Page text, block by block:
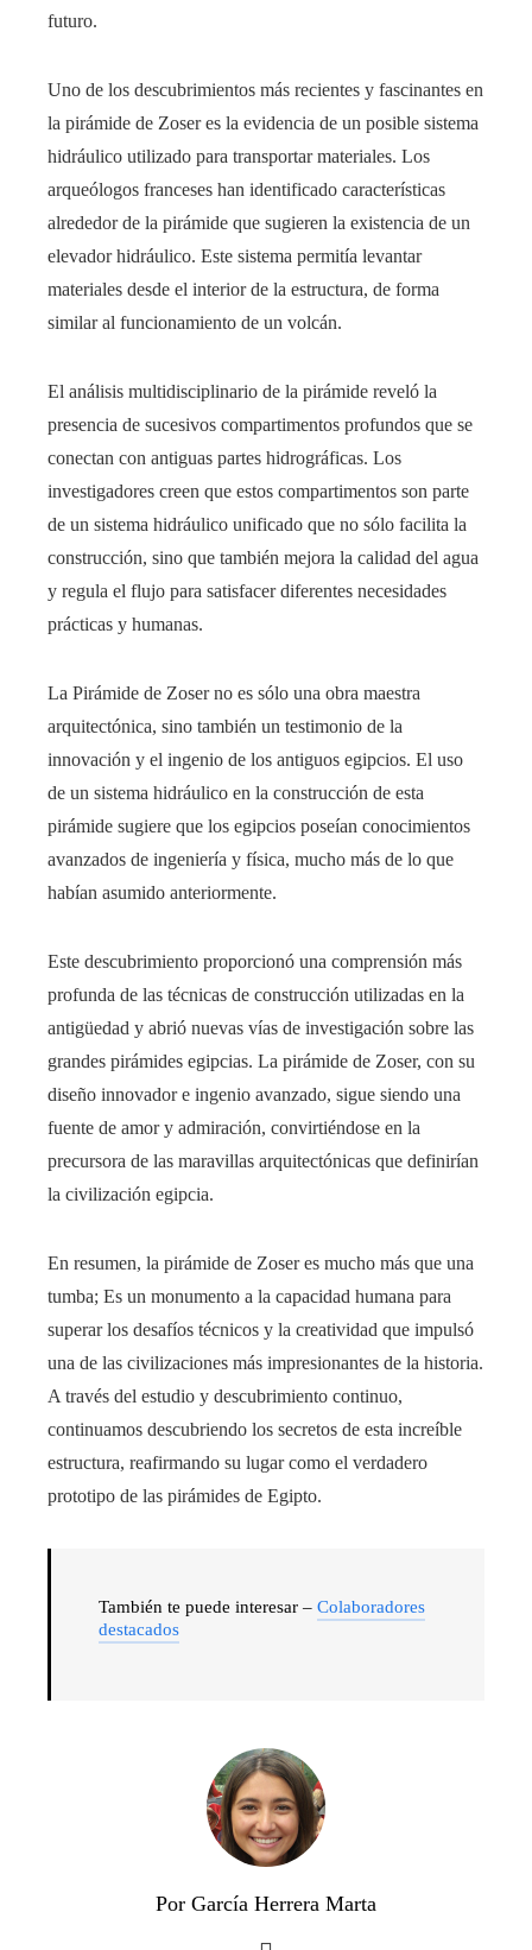
futuro.
Uno de los descubrimientos más recientes y fascinantes en
la pirámide de Zoser es la evidencia de un posible sistema
hidráulico utilizado para transportar materiales. Los
arqueólogos franceses han identificado características
alrededor de la pirámide que sugieren la existencia de un
elevador hidráulico. Este sistema permitía levantar
materiales desde el interior de la estructura, de forma
similar al funcionamiento de un volcán.
El análisis multidisciplinario de la pirámide reveló la
presencia de sucesivos compartimentos profundos que se
conectan con antiguas partes hidrográficas. Los
investigadores creen que estos compartimentos son parte
de un sistema hidráulico unificado que no sólo facilita la
construcción, sino que también mejora la calidad del agua
y regula el flujo para satisfacer diferentes necesidades
prácticas y humanas.
La Pirámide de Zoser no es sólo una obra maestra
arquitectónica, sino también un testimonio de la
innovación y el ingenio de los antiguos egipcios. El uso
de un sistema hidráulico en la construcción de esta
pirámide sugiere que los egipcios poseían conocimientos
avanzados de ingeniería y física, mucho más de lo que
habían asumido anteriormente.
Este descubrimiento proporcionó una comprensión más
profunda de las técnicas de construcción utilizadas en la
antigüedad y abrió nuevas vías de investigación sobre las
grandes pirámides egipcias. La pirámide de Zoser, con su
diseño innovador e ingenio avanzado, sigue siendo una
fuente de amor y admiración, convirtiéndose en la
precursora de las maravillas arquitectónicas que definirían
la civilización egipcia.
En resumen, la pirámide de Zoser es mucho más que una
tumba; Es un monumento a la capacidad humana para
superar los desafíos técnicos y la creatividad que impulsó
una de las civilizaciones más impresionantes de la historia.
A través del estudio y descubrimiento continuo,
continuamos descubriendo los secretos de esta increíble
estructura, reafirmando su lugar como el verdadero
prototipo de las pirámides de Egipto.
También te puede interesar – Colaboradores
destacados
Por García Herrera Marta